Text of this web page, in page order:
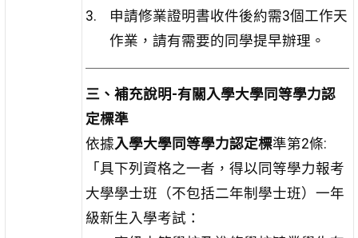
申請修業證明書收件後約需3個工作天
作業，請有需要的同學提早辦理。
三、補充說明-有關入學大學同等學力認
定標準
依據入學大學同等學力認定標準第2條:
「具下列資格之一者，得以同等學力報考
大學學士班（不包括二年制學士班）一年
級新生入學考試：